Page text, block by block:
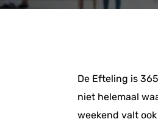
De Efteling is
niet helemaal
weekend valt